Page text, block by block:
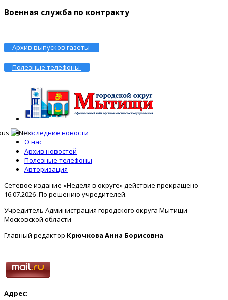
Военная служба по контракту
Архив выпусков газеты
Полезные телефоны
Последние новости
О нас
Архив новостей
Полезные телефоны
Авторизация
Сетевое издание «Неделя в округе» действие прекращено
16.07.2026 .По решению учредителей.
Учредитель Администрация городского округа Мытищи
Московской области
Главный редактор Крючкова Анна Борисовна
Адрес: